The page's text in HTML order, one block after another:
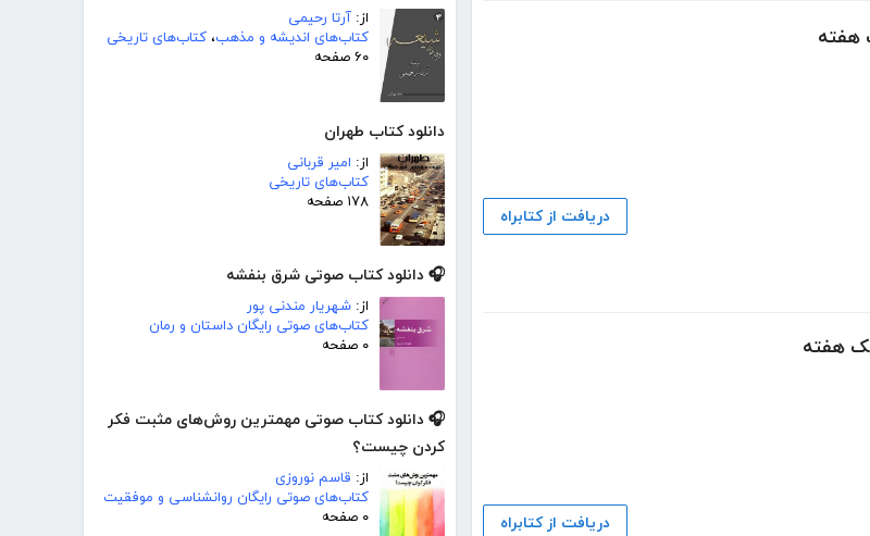
از: آرتا رحیمی
کتاب‌های اندیشه و مذهب، کتاب‌های تاریخی
۶۰ صفحه
دانلود کتاب طهران
از: امیر قربانی
کتاب‌های تاریخی
۱۷۸ صفحه
🎧 دانلود کتاب صوتی شرق بنفشه
از: شهریار مندنی پور
کتاب‌های صوتی رایگان داستان و رمان
۰ صفحه
🎧 دانلود کتاب صوتی مهمترین روش‌های مثبت فکر
کردن چیست؟
از: قاسم نوروزی
کتاب‌های صوتی رایگان روانشناسی و موفقیت
۰ صفحه
هفته
دریافت از کتابراه
هفته
دریافت از کتابراه